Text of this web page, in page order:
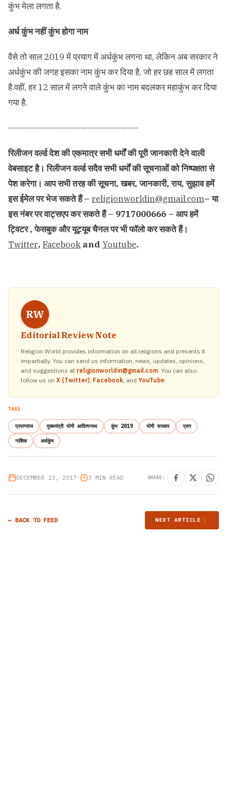
कुंभ मेला लगता है.
अर्ध कुंभ नहीं कुंभ होगा नाम
वैसे तो साल 2019 में प्रयाग में अर्धकुंभ लगना था, लेकिन अब सरकार ने
अर्धकुंभ की जगह इसका नाम कुंभ कर दिया है, जो हर छह साल में लगता
है.वहीं, हर 12 साल में लगने वाले कुंभ का नाम बदलकर महाकुंभ कर दिया
गया है.
———————————————————–
रिलीजन वर्ल्ड देश की एकमात्र सभी धर्मों की पूरी जानकारी देने वाली
वेबसाइट है। रिलीजन वर्ल्ड सदैव सभी धर्मों की सूचनाओं को निष्पक्षता से
पेश करेगा। आप सभी तरह की सूचना, खबर, जानकारी, राय, सुझाव हमें
इस ईमेल पर भेज सकते हैं – religionworldin@gmail.com– या
इस नंबर पर वाट्सएप कर सकते हैं – 9717000666 – आप हमें
ट्विटर , फेसबुक और यूट्यूब चैनल पर भी फॉलो कर सकते हैं।
Twitter, Facebook and Youtube.
RW
Editorial Review Note
Religion World provides information on all religions and presents it
impartially. You can send us information, news, updates, opinions,
and suggestions at religionworldin@gmail.com. You can also
follow us on X (Twitter), Facebook, and YouTube.
TAGS
प्रयागराज मुख्यमंत्री योगी आदित्यनाथ कुंभ 2019 योगी सरकार प्राग
नाशिक अर्धकुंभ
DECEMBER 13, 2017• 3 MIN READ SHARE:
← BACK TO FEED NEXT ARTICLE